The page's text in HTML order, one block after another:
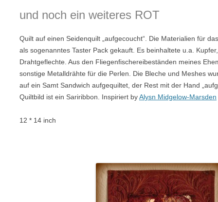
und noch ein weiteres ROT
Quilt auf einen Seidenquilt „aufgecoucht“. Die Materialien für
als sogenanntes Taster Pack gekauft. Es beinhaltete u.a.
Drahtgeflechte. Aus den Fliegenfischereibeständen meines
sonstige Metalldrähte für die Perlen. Die Bleche und Meshes
auf ein Samt Sandwich aufgequiltet, der Rest mit der Hand
Quiltbild ist ein Sariribbon. Inspiriert byAlysn Midgelow-Marsden
12 * 14 inch